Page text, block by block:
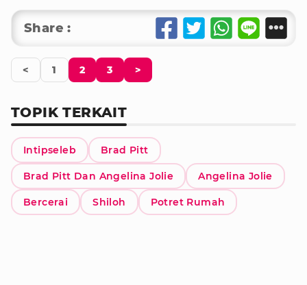
Share :
< 1 2 3 >
TOPIK TERKAIT
Intipseleb Brad Pitt
Brad Pitt Dan Angelina Jolie Angelina Jolie
Bercerai Shiloh Potret Rumah